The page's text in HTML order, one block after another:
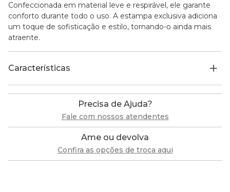
Confeccionada em material leve e respirável, ele garante
conforto durante todo o uso. A estampa exclusiva adiciona
um toque de sofisticação e estilo, tornando-o ainda mais
atraente.
Características
Precisa de Ajuda?
Fale com nossos atendentes
Ame ou devolva
Confira as opções de troca aqui